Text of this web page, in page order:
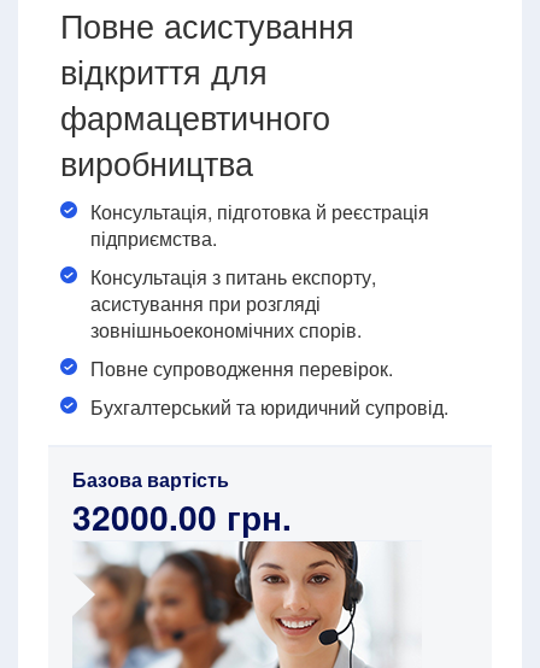
Повне асистування
відкриття для
фармацевтичного
виробництва
Консультація, підготовка й реєстрація
підприємства.
Консультація з питань експорту,
асистування при розгляді
зовнішньоекономічних спорів.
Повне супроводження перевірок.
Бухгалтерський та юридичний супровід.
Базова вартість
32000.00 грн.